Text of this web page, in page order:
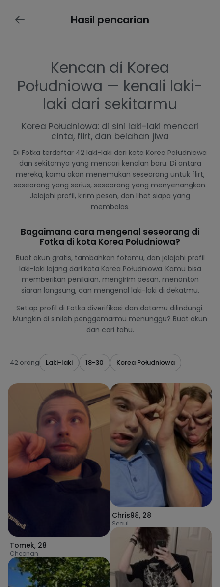
Hasil pencarian
Kencan di Korea
Południowa — kenali laki-
laki dari sekitarmu
Korea Południowa: di sini laki-laki mencari
cinta, flirt, dan belahan jiwa
Di Fotka terdaftar 42 laki-laki dari kota Korea Południowa
dan sekitarnya yang mencari kenalan baru. Di antara
mereka, kamu akan menemukan seseorang untuk flirt,
seseorang yang serius, seseorang yang menyenangkan.
Jelajahi profil, kirim pesan, dan lihat siapa yang
membalas.
Bagaimana cara mengenal seseorang di
Fotka di kota Korea Południowa?
Buat akun gratis, tambahkan fotomu, dan jelajahi profil
laki-laki lajang dari kota Korea Południowa. Kamu bisa
memberikan penilaian, mengirim pesan, menonton
siaran langsung, dan mengenal laki-laki di dekatmu.
Setiap profil di Fotka diverifikasi dan datamu dilindungi.
Mungkin di sinilah penggemarmu menunggu? Buat akun
dan cari tahu.
42 orang Laki-laki 18-30 Korea Południowa
Tomek, 28
Cheonan
Chris98, 28
Seoul